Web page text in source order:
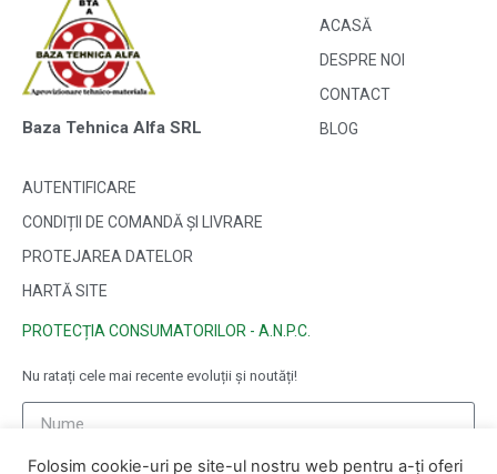
Baza Tehnica Alfa SRL
ACASĂ
DESPRE NOI
CONTACT
BLOG
AUTENTIFICARE
CONDIȚII DE COMANDĂ ȘI LIVRARE
PROTEJAREA DATELOR
HARTĂ SITE
PROTECȚIA CONSUMATORILOR - A.N.P.C.
Nu ratați cele mai recente evoluții și noutăți!
Folosim cookie-uri pe site-ul nostru web pentru a-ți oferi